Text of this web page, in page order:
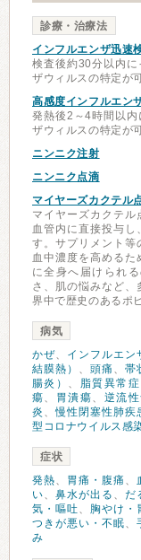
診療・治療法
インフルエンザ迅速
検査後約30分以内に
ザウィルスの特定が
高感度インフルエン
発熱後2～4時間以内
ザウィルスの特定が
ニンニク注射
ニンニク点滴
マイヤーズカクテル
マイヤーズカクテル
血管内に直接投与し
す。サプリメント等
血中濃度を高めるた
に全身へ届けられ
さ、肌の悩みなど、
界中で歴史のあるポ
病気
かぜ、 インフルエン
結膜熱） 、 頭痛 、 帯
腸炎） 、 脂質異常症
瘍、 胃潰瘍、 逆流
炎 、慢性閉塞性肺疾
型コロナウイルス感
症状
発熱、 胃痛・腹痛 、
い、 鼻水が出る 、 だ
気・嘔吐、 胸やけ・
つきが悪い・不眠、
み